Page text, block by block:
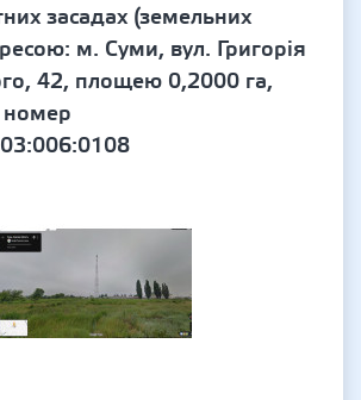
засадах (земельних
м. Суми, вул. Григорія
42, площею 0,2000 га,
номер